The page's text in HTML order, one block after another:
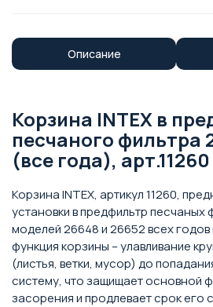
Описание
Корзина INTEX в
песчаного фильтра
(все года), арт.11260
Корзина INTEX, артикул 11260,
установки в предфильтр
моделей 26648 и 26652 всех годов
функция корзины – улавливание
(листья, ветки, мусор) до
систему, что защищает основной
засорения и продлевает срок его